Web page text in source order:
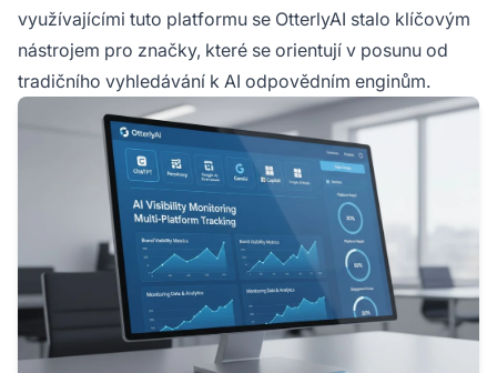
využívajícími tuto platformu se OtterlyAI stalo klíčovým
nástrojem pro značky, které se orientují v posunu od
tradičního vyhledávání k AI odpovědním enginům.